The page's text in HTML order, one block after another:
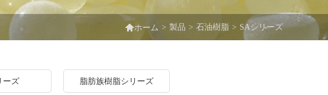
ホーム > 製品 > 石油樹脂 > SAシリーズ
ーズ 脂肪族樹脂シリーズ